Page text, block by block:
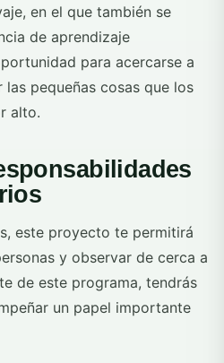
en el que también se
de aprendizaje
para acercarse a
pequeñas cosas que los
alto.
este proyecto te permitirá
y observar de cerca a
de este programa, tendrás
un papel importante